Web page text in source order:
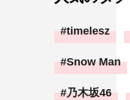
timelesz
Snow Man
乃木坂46